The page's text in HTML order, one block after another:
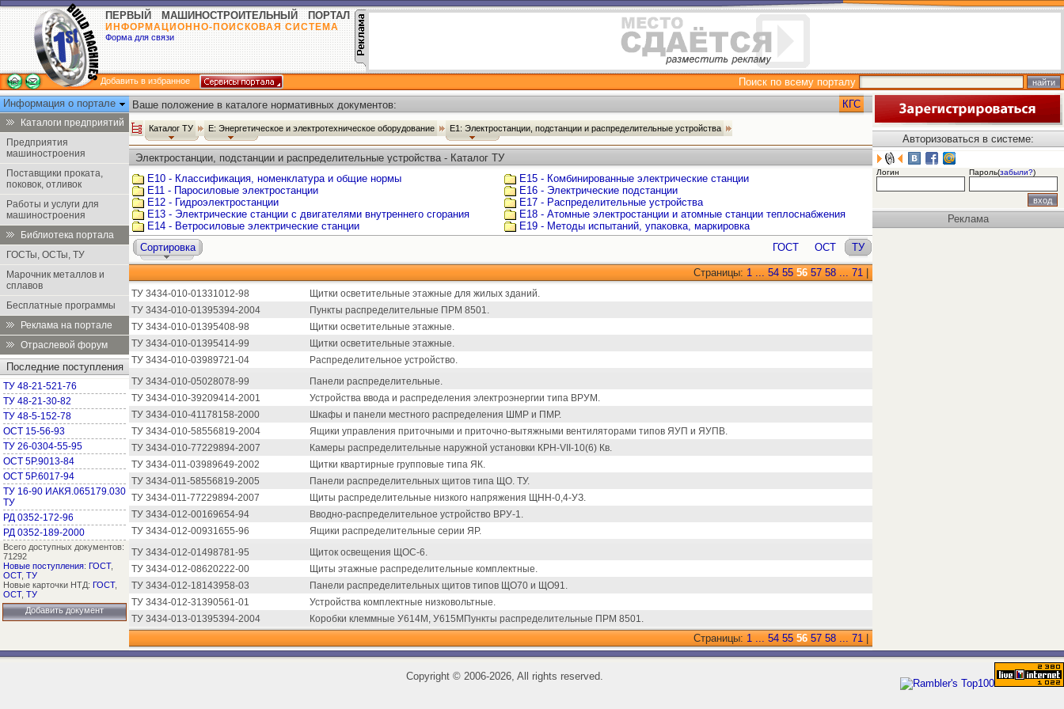
ПЕРВЫЙ МАШИНОСТРОИТЕЛЬНЫЙ ПОРТАЛ
ИНФОРМАЦИОННО-ПОИСКОВАЯ СИСТЕМА
Форма для связи
Добавить в избранное
Поиск по всему порталу
Информация о портале
Каталоги предприятий
Предприятия
машиностроения
Поставщики проката,
поковок, отливок
Работы и услуги для
машиностроения
Библиотека портала
ГОСТы, ОСТы, ТУ
Марочник металлов и
сплавов
Бесплатные программы
Реклама на портале
Отраслевой форум
Последние поступления
ТУ 48-21-521-76
ТУ 48-21-30-82
ТУ 48-5-152-78
ОСТ 15-56-93
ТУ 26-0304-55-95
ОСТ 5Р.9013-84
ОСТ 5Р.6017-94
ТУ 16-90 ИАКЯ.065179.030
ТУ
РД 0352-172-96
РД 0352-189-2000
Всего доступных документов:
71292
Новые поступления: ГОСТ,
ОСТ, ТУ
Новые карточки НТД: ГОСТ,
ОСТ, ТУ
Добавить документ
Ваше положение в каталоге нормативных документов: КГС
Каталог ТУ Е: Энергетическое и электротехническое оборудование Е1: Электростанции, подстанции и распределительные устройства
Электростанции, подстанции и распределительные устройства - Каталог ТУ
Е10 - Классификация, номенклатура и общие нормы
Е11 - Паросиловые электростанции
Е12 - Гидроэлектростанции
Е13 - Электрические станции с двигателями внутреннего сгорания
Е14 - Ветросиловые электрические станции
Е15 - Комбинированные электрические станции
Е16 - Электрические подстанции
Е17 - Распределительные устройства
Е18 - Атомные электростанции и атомные станции теплоснабжения
Е19 - Методы испытаний, упаковка, маркировка
Сортировка
ГОСТ ОСТ ТУ
Страницы: 1 ... 54 55 56 57 58 ... 71
ТУ 3434-010-01331012-98
Щитки осветительные этажные для жилых зданий.
ТУ 3434-010-01395394-2004
Пункты распределительные ПРМ 8501.
ТУ 3434-010-01395408-98
Щитки осветительные этажные.
ТУ 3434-010-01395414-99
Щитки осветительные этажные.
ТУ 3434-010-03989721-04
Распределительное устройство.
ТУ 3434-010-05028078-99
Панели распределительные.
ТУ 3434-010-39209414-2001
Устройства ввода и распределения электроэнергии типа ВРУМ.
ТУ 3434-010-41178158-2000
Шкафы и панели местного распределения ШМР и ПМР.
ТУ 3434-010-58556819-2004
Ящики управления приточными и приточно-вытяжными вентиляторами типов ЯУП и ЯУПВ.
ТУ 3434-010-77229894-2007
Камеры распределительные наружной установки КРН-VII-10(6) Кв.
ТУ 3434-011-03989649-2002
Щитки квартирные групповые типа ЯК.
ТУ 3434-011-58556819-2005
Панели распределительных щитов типа ЩО. ТУ.
ТУ 3434-011-77229894-2007
Щиты распределительные низкого напряжения ЩНН-0,4-УЗ.
ТУ 3434-012-00169654-94
Вводно-распределительное устройство ВРУ-1.
ТУ 3434-012-00931655-96
Ящики распределительные серии ЯР.
ТУ 3434-012-01498781-95
Щиток освещения ЩОС-6.
ТУ 3434-012-08620222-00
Щиты этажные распределительные комплектные.
ТУ 3434-012-18143958-03
Панели распределительных щитов типов ЩО70 и ЩО91.
ТУ 3434-012-31390561-01
Устройства комплектные низковольтные.
ТУ 3434-013-01395394-2004
Коробки клеммные У614М, У615МПункты распределительные ПРМ 8501.
Страницы: 1 ... 54 55 56 57 58 ... 71
Авторизоваться в системе:
Логин Пароль(забыли?)
Реклама
Copyright ©2006-2026, All rights reserved.